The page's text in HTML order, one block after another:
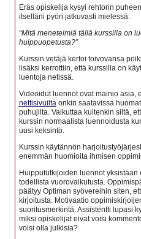
Eräs opiskelija kysyi rehtorin
itselläni pyöri jatkuvasti mielessä:
“Mitä menetelmiä tällä kurssilla on
huippuopetusta?”
Kurssin vetäjä kertoi toivovansa
lisäksi kerrottiin, että kurssilla on
luentoja netissä.
Videoidut luennot ovat mainio asia,
nettisivuiltaonkin saatavissa
puhujilta. Vaikuttaa kuitenkin siltä,
kurssin normaalista luennoidusta
uusi keksintö.
Kurssin käytännön
enemmän huomioita ihmisen
Huippututkijoiden luennot
todellista vuorovaikutusta.
päätyy Optiman syövereihin siten,
kirjoitusta. Motivaatio
suoritusmerkintä. Assistentti lupasi
miksi opiskelijat eivät voisi
voisi olla julkisia?